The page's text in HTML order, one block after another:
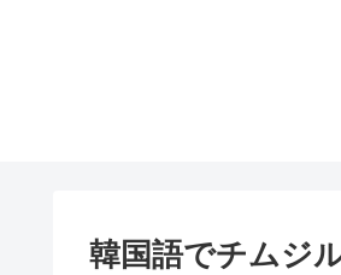
韓国語でチムジ